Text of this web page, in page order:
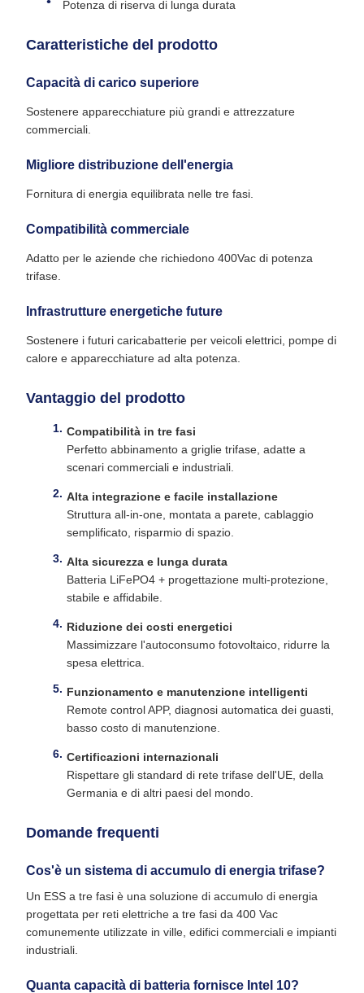
Potenza di riserva di lunga durata
Caratteristiche del prodotto
Capacità di carico superiore
Sostenere apparecchiature più grandi e attrezzature
commerciali.
Migliore distribuzione dell'energia
Fornitura di energia equilibrata nelle tre fasi.
Compatibilità commerciale
Adatto per le aziende che richiedono 400Vac di potenza
trifase.
Infrastrutture energetiche future
Sostenere i futuri caricabatterie per veicoli elettrici, pompe di
calore e apparecchiature ad alta potenza.
Vantaggio del prodotto
Compatibilità in tre fasi
Perfetto abbinamento a griglie trifase, adatte a
scenari commerciali e industriali.
Alta integrazione e facile installazione
Struttura all-in-one, montata a parete, cablaggio
semplificato, risparmio di spazio.
Alta sicurezza e lunga durata
Batteria LiFePO4 + progettazione multi-protezione,
stabile e affidabile.
Riduzione dei costi energetici
Massimizzare l'autoconsumo fotovoltaico, ridurre la
spesa elettrica.
Funzionamento e manutenzione intelligenti
Remote control APP, diagnosi automatica dei guasti,
basso costo di manutenzione.
Certificazioni internazionali
Rispettare gli standard di rete trifase dell'UE, della
Germania e di altri paesi del mondo.
Domande frequenti
Cos'è un sistema di accumulo di energia trifase?
Un ESS a tre fasi è una soluzione di accumulo di energia
progettata per reti elettriche a tre fasi da 400 Vac
comunemente utilizzate in ville, edifici commerciali e impianti
industriali.
Quanta capacità di batteria fornisce Intel 10?